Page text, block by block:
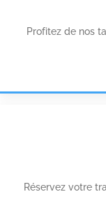
Profitez de nos
Réservez votre